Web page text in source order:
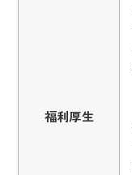
福利厚生